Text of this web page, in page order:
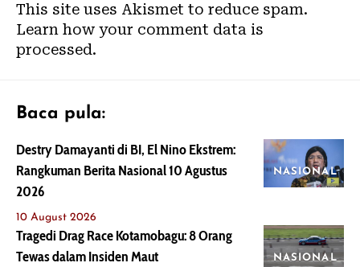
This site uses Akismet to reduce spam.
Learn how your comment data is
processed.
Baca pula:
NASIONAL
Destry Damayanti di BI, El Nino Ekstrem:
Rangkuman Berita Nasional 10 Agustus
2026
10 August 2026
NASIONAL
Tragedi Drag Race Kotamobagu: 8 Orang
Tewas dalam Insiden Maut